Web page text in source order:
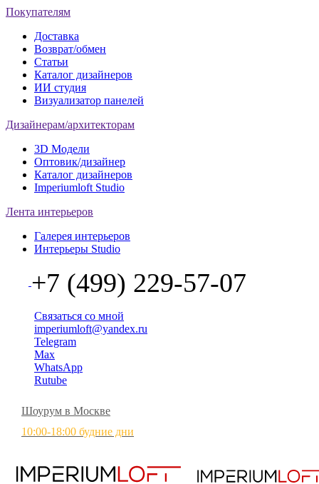
Покупателям
Доставка
Возврат/обмен
Статьи
Каталог дизайнеров
ИИ студия
Визуализатор панелей
Дизайнерам/архитекторам
3D Модели
Оптовик/дизайнер
Каталог дизайнеров
Imperiumloft Studio
Лента интерьеров
Галерея интерьеров
Интерьеры Studio
+7 (499) 229-57-07
Связаться со мной
imperiumloft@yandex.ru
Telegram
Max
WhatsApp
Rutube
Шоурум в Москве
10:00-18:00 будние дни